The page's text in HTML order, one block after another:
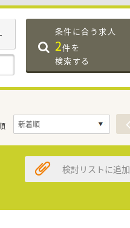
条件に合う求人
2件を
検索する
検討リストに追加